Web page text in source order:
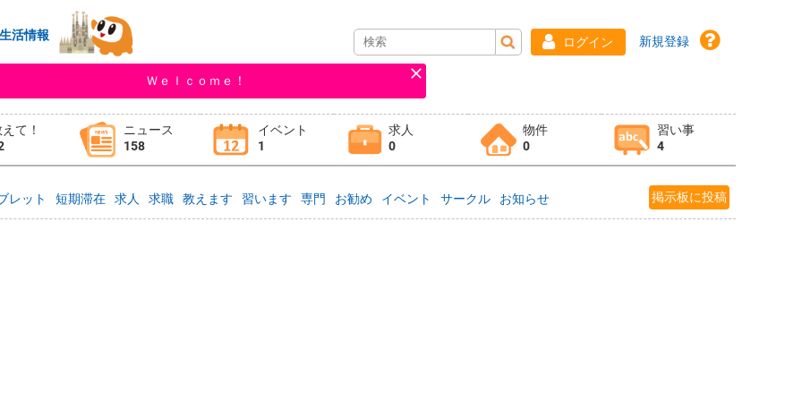
活情報 ログイン 新規登録
Ｗｅｌｃｏｍｅ！
て！
ニュース
158
イベント
1
求人
0
物件
0
習い事
4
レット 短期滞在 求人 求職 教えます 習います 専門 お勧め イベント サークル お知らせ 掲示板に投稿